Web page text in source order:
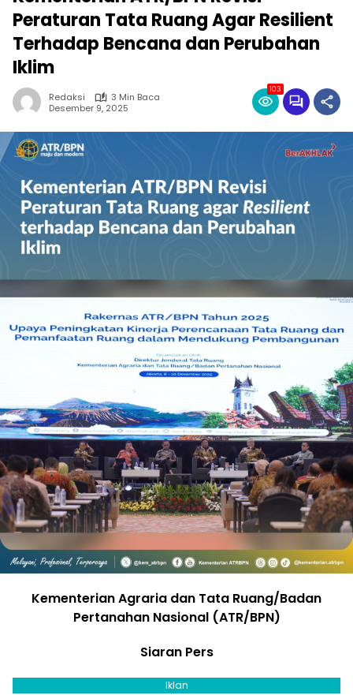
Peraturan Tata Ruang Agar Resilient
Terhadap Bencana dan Perubahan
Iklim
Redaksi
3 Min Baca
Desember 9, 2025
103
Kementerian Agraria dan Tata Ruang/Badan
Pertanahan Nasional (ATR/BPN)
Siaran Pers
Iklan